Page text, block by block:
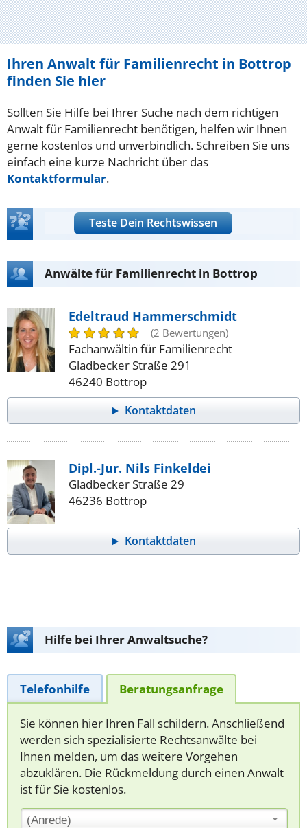
Ihren Anwalt für Familienrecht in Bottrop
finden Sie hier
Sollten Sie Hilfe bei Ihrer Suche nach dem richtigen
Anwalt für Familienrecht benötigen, helfen wir Ihnen
gerne kostenlos und unverbindlich. Schreiben Sie uns
einfach eine kurze Nachricht über das
Kontaktformular.
Teste Dein Rechtswissen
Anwälte für Familienrecht in Bottrop
Edeltraud Hammerschmidt
(2 Bewertungen)
Fachanwältin für Familienrecht
Gladbecker Straße 291
46240 Bottrop
Kontaktdaten
Dipl.-Jur. Nils Finkeldei
Gladbecker Straße 29
46236 Bottrop
Kontaktdaten
Hilfe bei Ihrer Anwaltsuche?
Telefonhilfe Beratungsanfrage
Sie können hier Ihren Fall schildern. Anschließend
werden sich spezialisierte Rechtsanwälte bei
Ihnen melden, um das weitere Vorgehen
abzuklären. Die Rückmeldung durch einen Anwalt
ist für Sie kostenlos.
(Anrede)